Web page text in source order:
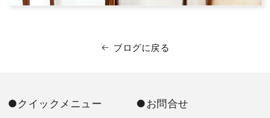
ブログに戻る
●クイックメニュー ●お問合せ